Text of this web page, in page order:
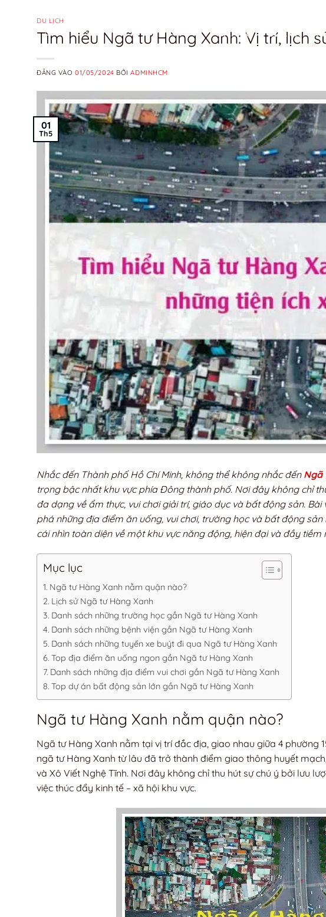
DỊCH VỤ DU LỊCH
DU LỊCH
Tìm hiểu Ngã tư Hàng Xanh: Vị trí, lịch
ĐĂNG VÀO01/05/2024 BỞIADMINHCM
01
Th5
Nhắc đến Thành phố Hồ Chí Minh, không thể không nhắc đến Ngã
trọng bậc nhất khu vực phía Đông thành phố. Nơi đây không chỉ
đa dạng về ẩm thực, vui chơi giải trí, giáo dục và bất động sản.
phá những địa điểm ăn uống, vui chơi, trường học và bất động
cái nhìn toàn diện về một khu vực năng động, hiện đại và đầy tiềm
Mục lục
Ngã tư Hàng Xanh nằm quận nào?
Lịch sử Ngã tư Hàng Xanh
Danh sách những trường học gần Ngã tư Hàng Xanh
Danh sách những bệnh viện gần Ngã tư Hàng Xanh
Danh sách những tuyến xe buýt đi qua Ngã tư Hàng Xanh
Top địa điểm ăn uống ngon gần Ngã tư Hàng Xanh
Danh sách những địa điểm vui chơi gần Ngã tư Hàng Xanh
Top dự án bất động sản lớn gần Ngã tư Hàng Xanh
Ngã tư Hàng Xanh nằm quận nào?
Ngã tư Hàng Xanh nằm tại vị trí đắc địa, giao nhau giữa 4 phường
ngã tư Hàng Xanh từ lâu đã trở thành điểm giao thông huyết
và Xô Viết Nghệ Tĩnh. Nơi đây không chỉ thu hút sự chú ý bởi lưu
việc thúc đẩy kinh tế – xã hội khu vực.